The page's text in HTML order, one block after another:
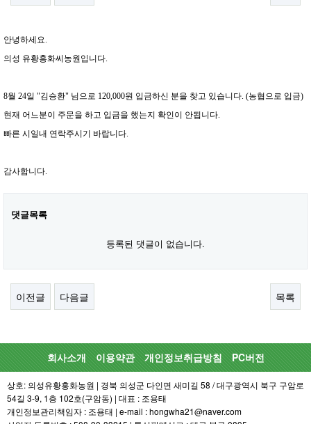
안녕하세요.
의성 유황홍화씨농원입니다.
8월 24일 "김승환" 님으로 120,000원 입금하신 분을 찾고 있습니다. (농협으로 입금)
현재 어느분이 주문을 하고 입금을 했는지 확인이 안됩니다.
빠른 시일내 연락주시기 바랍니다.
감사합니다.
댓글목록
등록된 댓글이 없습니다.
이전글 다음글 목록
회사소개 이용약관 개인정보취급방침 PC버전
상호: 의성유황홍화농원 | 경북 의성군 다인면 새미길 58 / 대구광역시 북구 구암로
54길 3-9, 1층 102호(구암동) | 대표 : 조용태
개인정보관리책임자 : 조용태 | e-mail : hongwha21@naver.com